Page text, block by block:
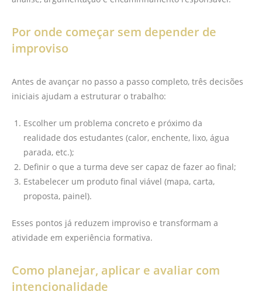
Por onde começar sem depender de
improviso
Antes de avançar no passo a passo completo, três decisões
iniciais ajudam a estruturar o trabalho:
Escolher um problema concreto e próximo da
realidade dos estudantes (calor, enchente, lixo, água
parada, etc.);
Definir o que a turma deve ser capaz de fazer ao final;
Estabelecer um produto final viável (mapa, carta,
proposta, painel).
Esses pontos já reduzem improviso e transformam a
atividade em experiência formativa.
Como planejar, aplicar e avaliar com
intencionalidade